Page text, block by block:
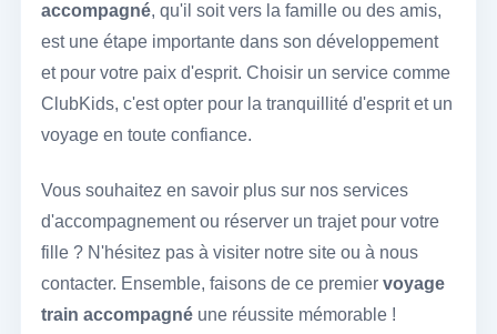
accompagné, qu'il soit vers la famille ou des amis,
est une étape importante dans son développement
et pour votre paix d'esprit. Choisir un service comme
ClubKids, c'est opter pour la tranquillité d'esprit et un
voyage en toute confiance.
Vous souhaitez en savoir plus sur nos services
d'accompagnement ou réserver un trajet pour votre
fille ? N'hésitez pas à visiter notre site ou à nous
contacter. Ensemble, faisons de ce premier voyage
train accompagnéune réussite mémorable !